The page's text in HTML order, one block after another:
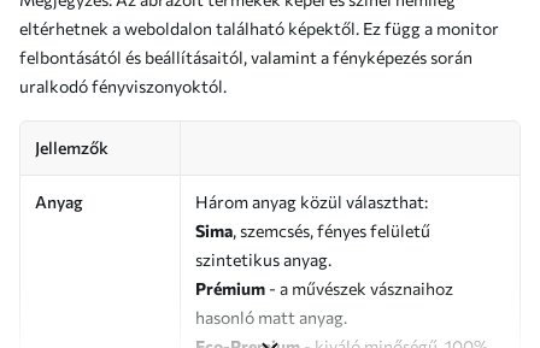
eltérhetnek a weboldalon található képektől. Ez függ a monitor
felbontásától és beállításaitól, valamint a fényképezés során
uralkodó fényviszonyoktól.
Jellemzők
Anyag
Három anyag közül választhat:
Sima, szemcsés, fényes felületű
szintetikus anyag.
Prémium - a művészek vásznaihoz
hasonló matt anyag.